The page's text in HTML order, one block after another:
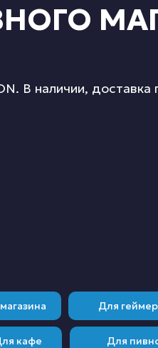
В наличии, доставка
Для
кафе Для